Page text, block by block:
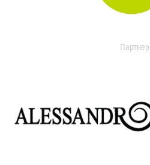
Партнер